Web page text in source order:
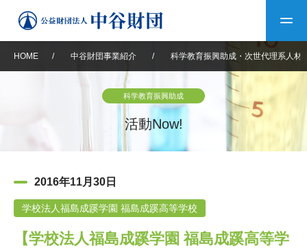
中谷財団について
設立趣意書 財団概要
沿革 40年史デジタルブック
中谷財団事業紹介 中谷賞
神戸賞 長期大型研究助成
中谷財団動画紹介
その他情報
HOME / 中谷財団事業紹介 / 科学教育振興助成・次世代理系人材
科学教育振興助成
活動Now!
2016年11月30日
学校法人福島成蹊学園 福島成蹊高等学校
【学校法人福島成蹊学園 福島成蹊高等学